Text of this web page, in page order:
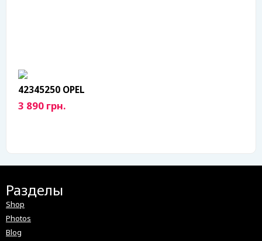
42345250 OPEL
3 890 грн.
Разделы
Shop
Photos
Blog